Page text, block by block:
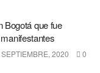
Bogotá que fue
2020 0